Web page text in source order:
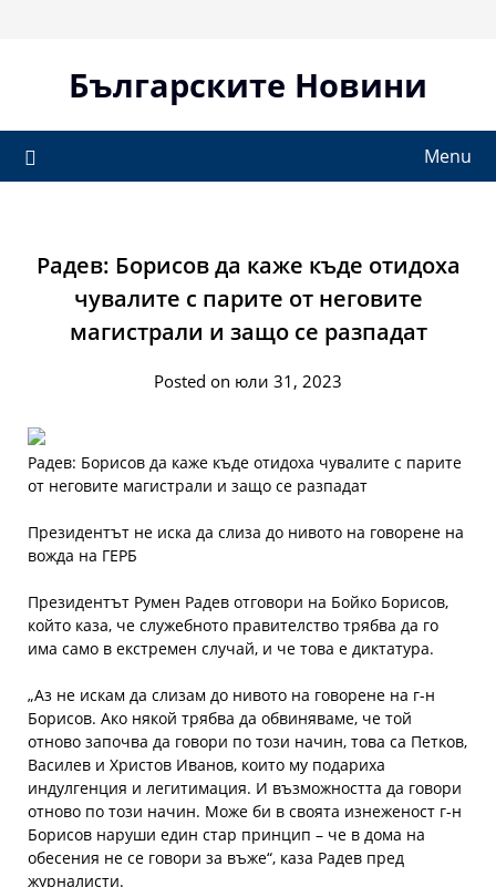
Българските Новини
Menu
Радев: Борисов да каже къде отидоха
чувалите с парите от неговите
магистрали и защо се разпадат
Posted on юли 31, 2023
Радев: Борисов да каже къде отидоха чувалите с парите
от неговите магистрали и защо се разпадат
Президентът не иска да слиза до нивото на говорене на
вожда на ГЕРБ
Президентът Румен Радев отговори на Бойко Борисов,
който каза, че служебното правителство трябва да го
има само в екстремен случай, и че това е диктатура.
„Аз не искам да слизам до нивото на говорене на г-н
Борисов. Ако някой трябва да обвиняваме, че той
отново започва да говори по този начин, това са Петков,
Василев и Христов Иванов, които му подариха
индулгенция и легитимация. И възможността да говори
отново по този начин. Може би в своята изнеженост г-н
Борисов наруши един стар принцип – че в дома на
обесения не се говори за въже“, каза Радев пред
журналисти.